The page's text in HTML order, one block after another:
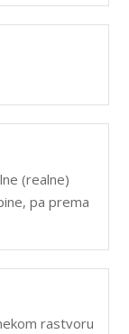
(realne)
pa prema
rastvoru